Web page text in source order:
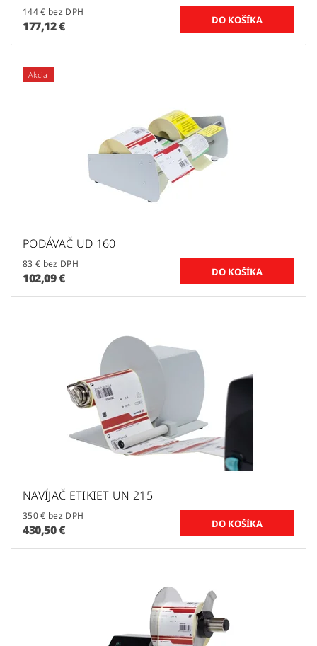
144 € bez DPH
177,12 €
Akcia
PODÁVAČ UD 160
83 € bez DPH
102,09 €
NAVÍJAČ ETIKIET UN 215
350 € bez DPH
430,50 €